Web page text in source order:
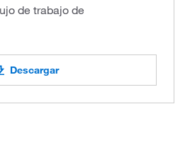
de trabajo de
Descargar